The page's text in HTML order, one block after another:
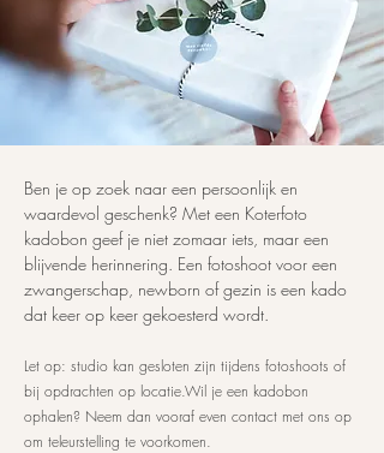
Ben je op zoek naar een persoonlijk en
waardevol geschenk? Met een Koterfoto
kadobon geef je niet zomaar iets, maar een
blijvende herinnering. Een fotoshoot voor een
zwangerschap, newborn of gezin is een kado
dat keer op keer gekoesterd wordt.
Let op: studio kan gesloten zijn tijdens fotoshoots of
bij opdrachten op locatie.Wil je een kadobon
ophalen? Neem dan vooraf even contact met ons op
om teleurstelling te voorkomen.